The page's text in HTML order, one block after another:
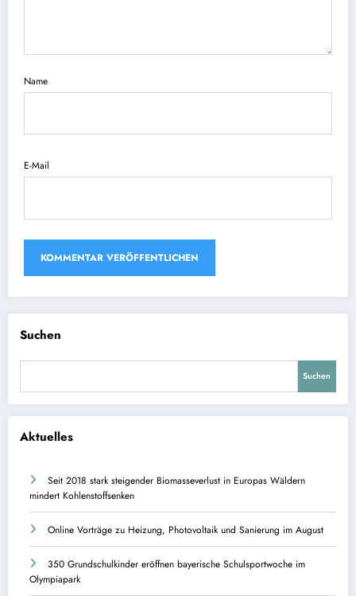
Name
E-Mail
Suchen
Suchen
Aktuelles
Seit 2018 stark steigender Biomasseverlust in Europas Wäldern
mindert Kohlenstoffsenken
Online Vorträge zu Heizung, Photovoltaik und Sanierung im August
350 Grundschulkinder eröffnen bayerische Schulsportwoche im
Olympiapark